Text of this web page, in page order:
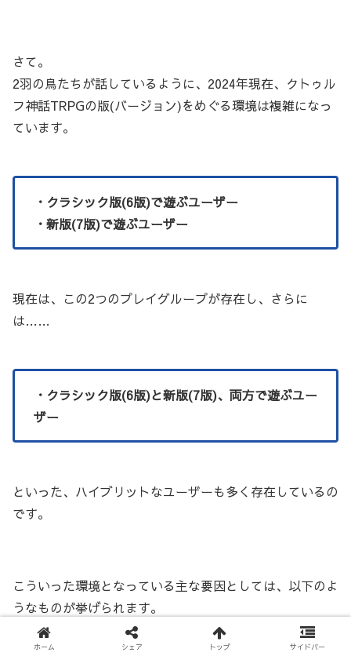
さて。
2羽の鳥たちが話しているように、2024年現在、クトゥル
フ神話TRPGの版(バージョン)をめぐる環境は複雑になっ
ています。
・クラシック版(6版)で遊ぶユーザー
・新版(7版)で遊ぶユーザー
現在は、この2つのプレイグループが存在し、さらに
は……
・クラシック版(6版)と新版(7版)、両方で遊ぶユー
ザー
といった、ハイブリットなユーザーも多く存在しているの
です。
こういった環境となっている主な要因としては、以下のよ
うなものが挙げられます。
ホーム シェア トップ サイドバー